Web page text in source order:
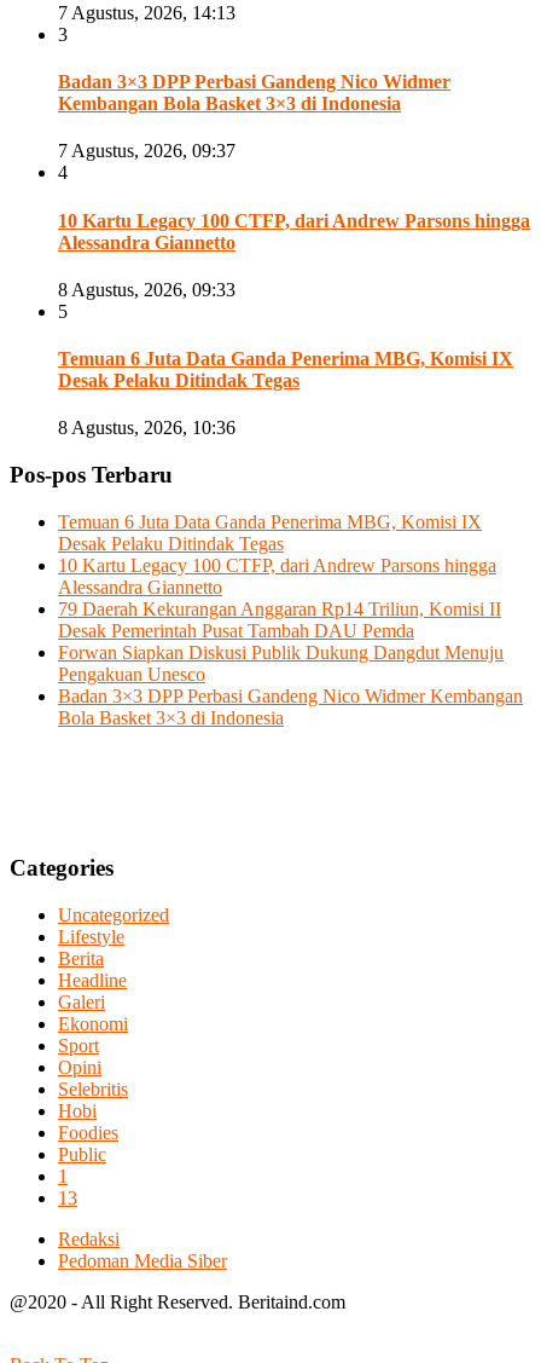
7 Agustus, 2026, 14:13
3
Badan 3×3 DPP Perbasi Gandeng Nico Widmer
Kembangan Bola Basket 3×3 di Indonesia
7 Agustus, 2026, 09:37
4
10 Kartu Legacy 100 CTFP, dari Andrew Parsons hingga
Alessandra Giannetto
8 Agustus, 2026, 09:33
5
Temuan 6 Juta Data Ganda Penerima MBG, Komisi IX
Desak Pelaku Ditindak Tegas
8 Agustus, 2026, 10:36
Pos-pos Terbaru
Temuan 6 Juta Data Ganda Penerima MBG, Komisi IX
Desak Pelaku Ditindak Tegas
10 Kartu Legacy 100 CTFP, dari Andrew Parsons hingga
Alessandra Giannetto
79 Daerah Kekurangan Anggaran Rp14 Triliun, Komisi II
Desak Pemerintah Pusat Tambah DAU Pemda
Forwan Siapkan Diskusi Publik Dukung Dangdut Menuju
Pengakuan Unesco
Badan 3×3 DPP Perbasi Gandeng Nico Widmer Kembangan
Bola Basket 3×3 di Indonesia
Categories
Uncategorized
Lifestyle
Berita
Headline
Galeri
Ekonomi
Sport
Opini
Selebritis
Hobi
Foodies
Public
1
13
Redaksi
Pedoman Media Siber
@2020 - All Right Reserved. Beritaind.com